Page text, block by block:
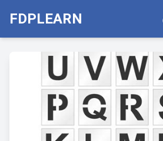
FDPLEARN